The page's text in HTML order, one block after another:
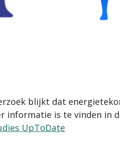
blijkt dat
informatie is te vinden in
UpToDate